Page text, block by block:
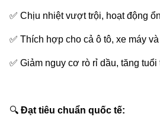
✅ Chịu nhiệt vượt trội, hoạt động
✅ Thích hợp cho cả ô tô, xe máy
✅ Giảm nguy cơ rò rỉ dầu, tăng tuổi
🔍 Đạt tiêu chuẩn quốc tế: